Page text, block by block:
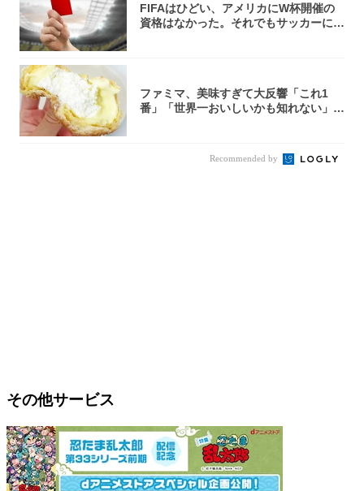
FIFAはひどい、アメリカにW杯開催の
資格はなかった。それでもサッカーには
ファミマ、美味すぎて大反響「これ1
番」「世界一おいしいかも知れない」
Recommended by
その他サービス